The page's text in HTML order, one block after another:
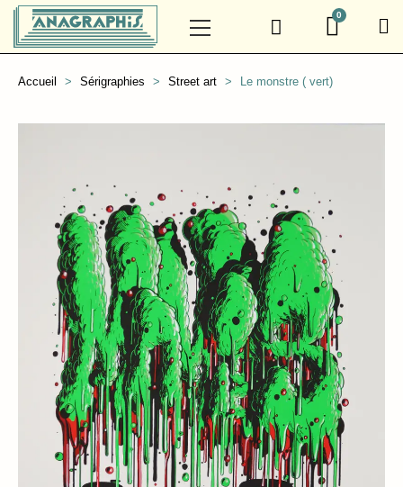
Accueil Sérigraphies Street art Le monstre ( vert)